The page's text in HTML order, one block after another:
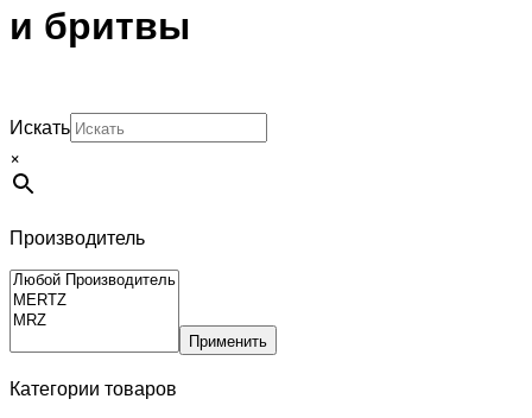
и бритвы
Искать
×
Производитель
Применить
Категории товаров